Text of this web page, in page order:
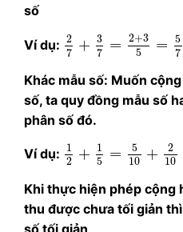
số
Ví dụ: 2
7 + 3
7 = 2+3
5
=
5
7
2 3 2+3 5
Khác mẫu số: Muốn
số, ta quy đồng mẫu số
phân số đó.
Ví dụ: 1
2 + 1
5 =
5
10 +
2
10
1 5 10 10
Khi thực hiện phép cộng
thu được chưa tối giản
số tối giản